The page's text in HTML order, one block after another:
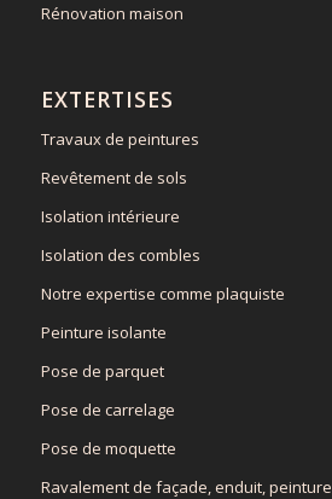
Rénovation maison
EXTERTISES
Travaux de peintures
Revêtement de sols
Isolation intérieure
Isolation des combles
Notre expertise comme plaquiste
Peinture isolante
Pose de parquet
Pose de carrelage
Pose de moquette
Ravalement de façade, enduit, peinture